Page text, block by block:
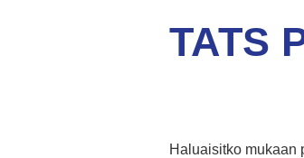
TATS
Haluaisitko mukaan